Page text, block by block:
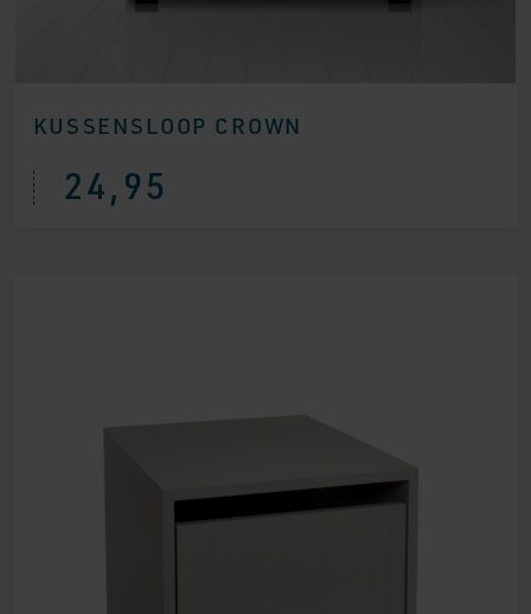
KUSSENSLOOP CROWN
24,95